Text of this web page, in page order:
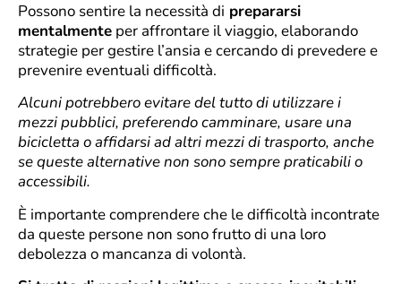
Possono sentire la necessità di prepararsi
mentalmente per affrontare il viaggio, elaborando
strategie per gestire l’ansia e cercando di prevedere e
prevenire eventuali difficoltà.
Alcuni potrebbero evitare del tutto di utilizzare i
mezzi pubblici, preferendo camminare, usare una
bicicletta o affidarsi ad altri mezzi di trasporto, anche
se queste alternative non sono sempre praticabili o
accessibili.
È importante comprendere che le difficoltà incontrate
da queste persone non sono frutto di una loro
debolezza o mancanza di volontà.